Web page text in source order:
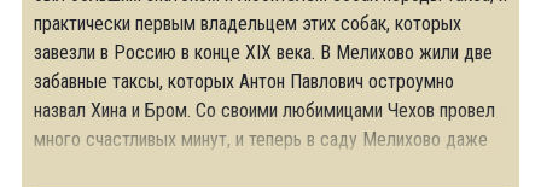
практически первым владельцем этих собак, которых
завезли в Россию в конце XIX века. В Мелихово жили две
забавные таксы, которых Антон Павлович остроумно
назвал Хина и Бром. Со своими любимицами Чехов провел
много счастливых минут, и теперь в саду Мелихово даже